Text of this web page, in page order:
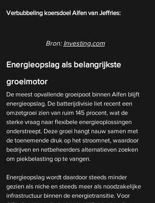
Verbubbeling koersdoel Alfen van Jeffries:
Bron: Investing.com
Energieopslag als belangrijkste
groeimotor
De meest opvallende groeipoot binnen Alfen blijft
energieopslag. De batterijdivisie liet recent een
omzetgroei zien van ruim 145 procent, wat de
sterke vraag naar flexibele energieoplossingen
onderstreept. Deze groei hangt nauw samen met
de toenemende druk op het stroomnet, waardoor
bedrijven en netbeheerders alternatieven zoeken
om piekbelasting op te vangen.
Energieopslag wordt daardoor steeds minder
gezien als niche en steeds meer als noodzakelijke
infrastructuur binnen de energietransitie. Voor